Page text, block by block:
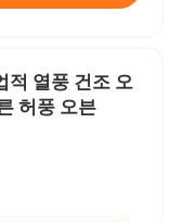
적 열풍 건조 오
허풍 오븐